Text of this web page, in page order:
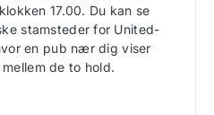
17.00. Du kan se
stamsteder for United-
en pub nær dig viser
de to hold.